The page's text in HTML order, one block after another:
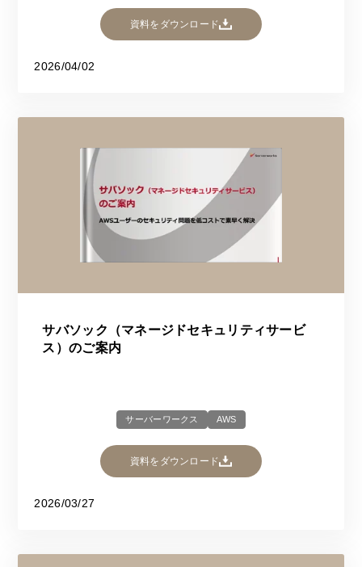
資料をダウンロード
2026/04/02
サバソック（マネージドセキュリティサービ
ス）のご案内
サーバーワークス AWS
資料をダウンロード
2026/03/27